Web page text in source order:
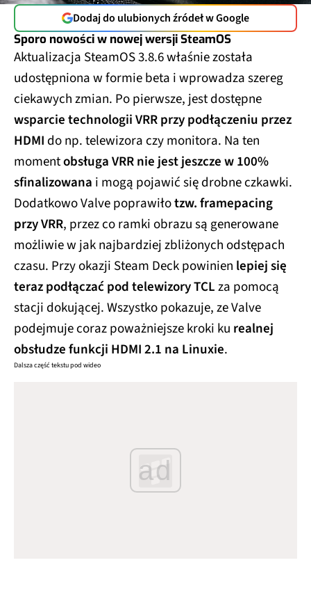
Dodaj do ulubionych źródeł w Google
Sporo nowości w nowej wersji SteamOS
Aktualizacja SteamOS 3.8.6 właśnie została
udostępniona w formie beta i wprowadza szereg
ciekawych zmian. Po pierwsze, jest dostępne
wsparcie technologii VRR przy podłączeniu przez
HDMI do np. telewizora czy monitora. Na ten
momentobsługa VRR nie jest jeszcze w 100%
sfinalizowana i mogą pojawić się drobne czkawki.
Dodatkowo Valve poprawiłotzw. framepacing
przy VRR, przez co ramki obrazu są generowane
możliwie w jak najbardziej zbliżonych odstępach
czasu. Przy okazji Steam Deck powinien lepiej się
teraz podłączać pod telewizory TCLza pomocą
stacji dokującej. Wszystko pokazuje, ze Valve
podejmuje coraz poważniejsze kroki ku realnej
obsłudze funkcji HDMI 2.1 na Linuxie.
Dalsza część tekstu pod wideo
ad